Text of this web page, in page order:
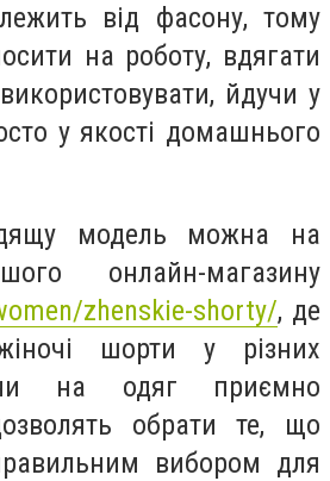
від фасону, тому
на роботу, вдягати
йдучи у
у якості домашнього
модель можна на
онлайн-магазину
zhenskie-shorty/, де
шорти у різних
на одяг приємно
обрати те, що
вибором для